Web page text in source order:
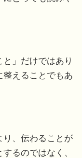
」だけではあり
整えることでもあ
り、伝わることが
るのではなく、